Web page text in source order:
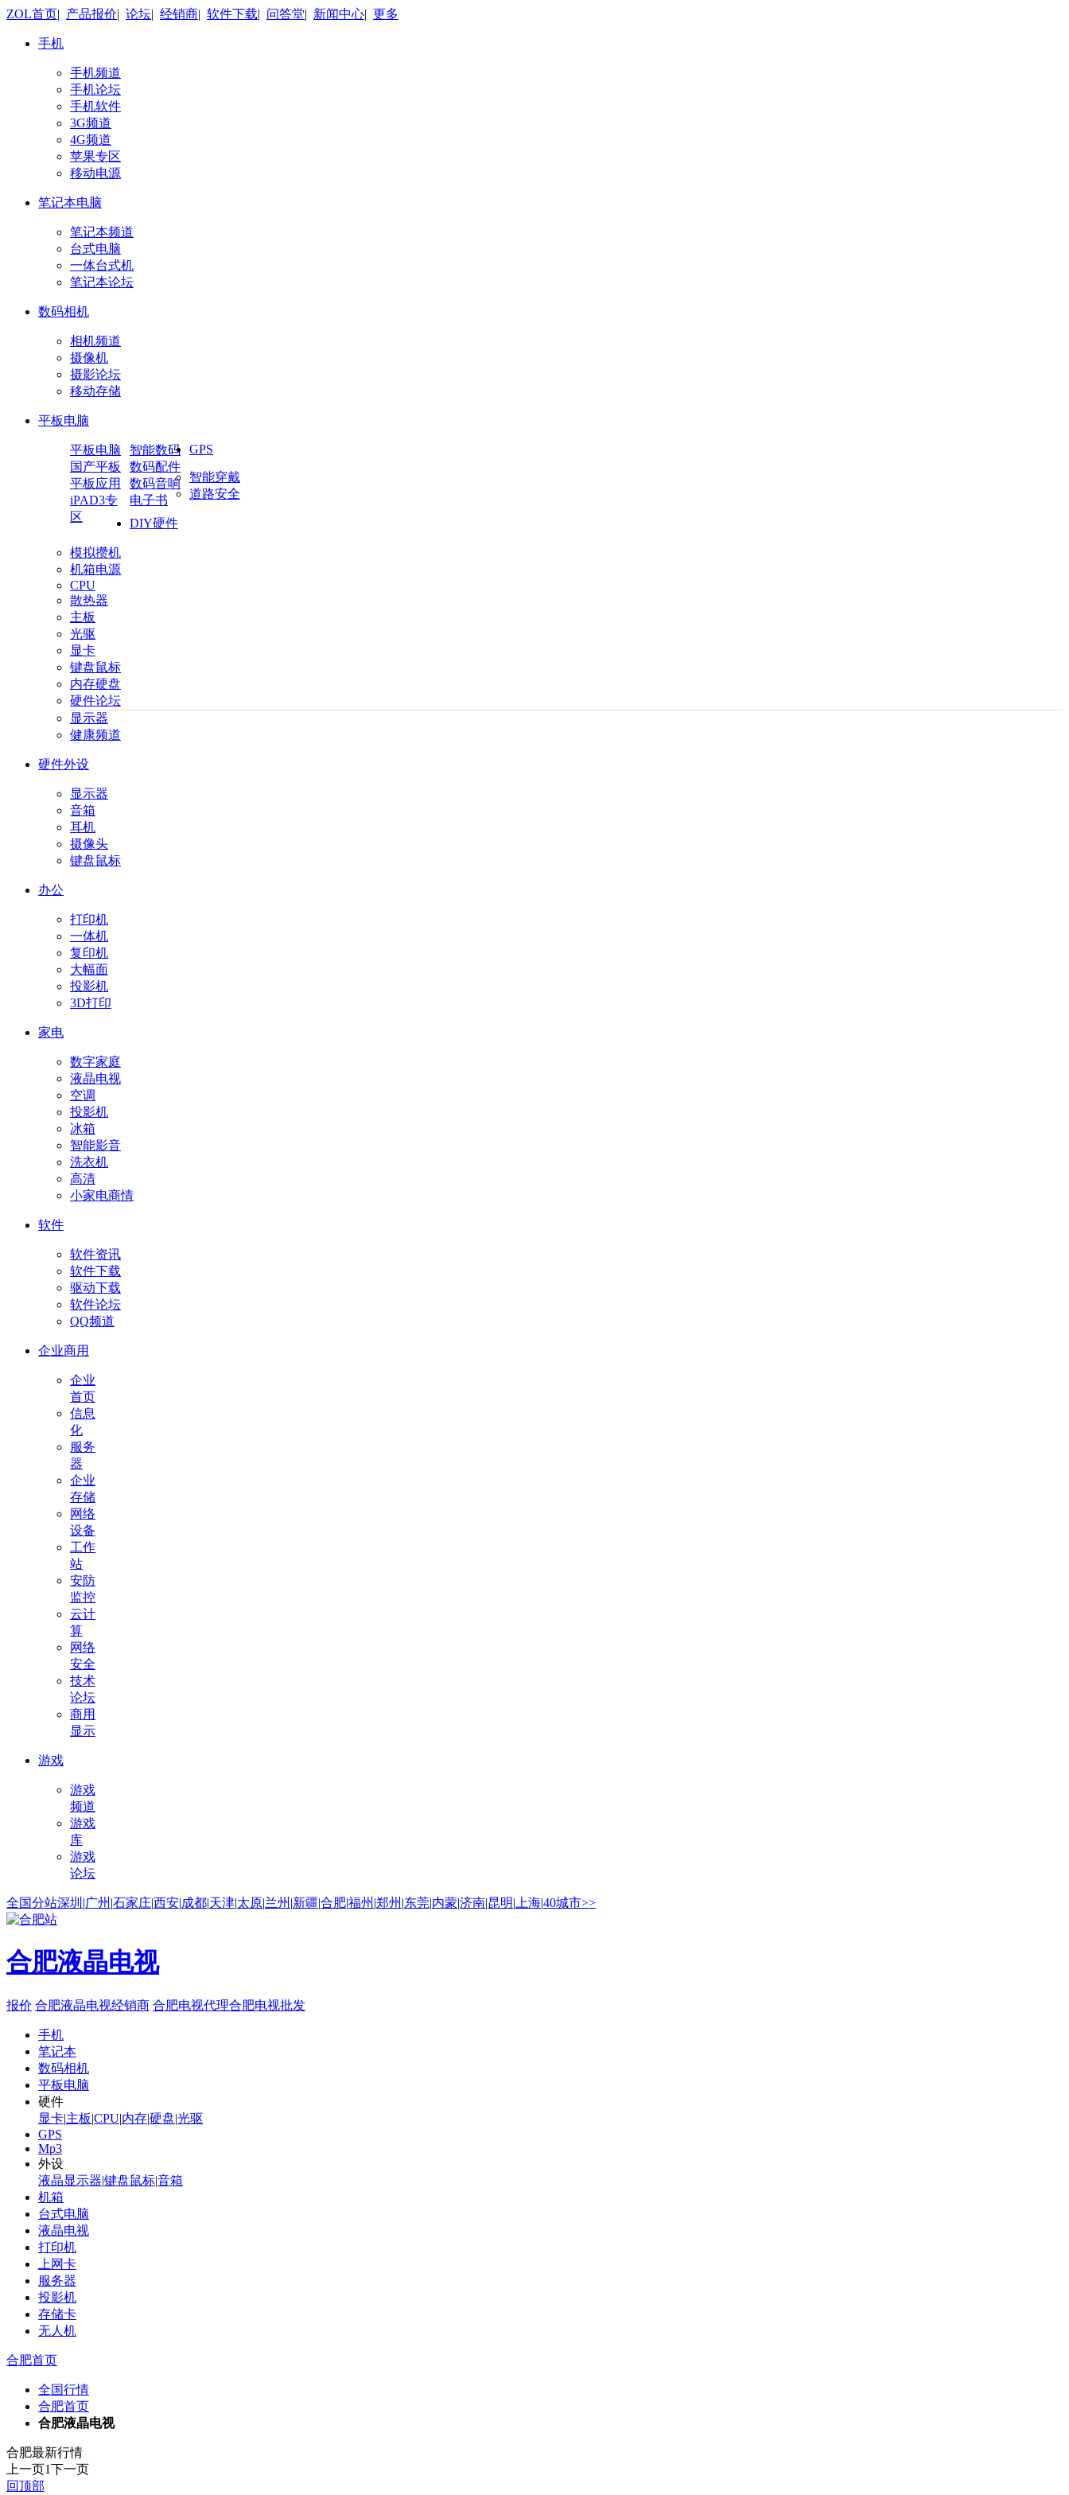
ZOL首页| 产品报价| 论坛| 经销商| 软件下载| 问答堂| 新闻中心| 更多
手机
手机频道
手机论坛
手机软件
3G频道
4G频道
苹果专区
移动电源
笔记本电脑
笔记本频道
台式电脑
一体台式机
笔记本论坛
数码相机
相机频道
摄像机
摄影论坛
移动存储
平板电脑
平板电脑
智能数码
国产平板
数码配件
平板应用
数码音响
iPAD3专
区
电子书
GPS
智能穿戴
道路安全
DIY硬件
模拟攒机
机箱电源
CPU
散热器
主板
光驱
显卡
键盘鼠标
内存硬盘
硬件论坛
显示器
健康频道
硬件外设
显示器
音箱
耳机
摄像头
键盘鼠标
办公
打印机
一体机
复印机
大幅面
投影机
3D打印
家电
数字家庭
液晶电视
空调
投影机
冰箱
智能影音
洗衣机
高清
小家电商情
软件
软件资讯
软件下载
驱动下载
软件论坛
QQ频道
企业商用
企业
首页
信息
化
服务
器
企业
存储
网络
设备
工作
站
安防
监控
云计
算
网络
安全
技术
论坛
商用
显示
游戏
游戏
频道
游戏
库
游戏
论坛
全国分站深圳 |广州 |石家庄|西安|成都|天津|太原|兰州 |新疆|合肥|福州 |郑州 |东莞|内蒙|济南|昆明| 上海|40城市>>
合肥液晶电视
报价 合肥液晶电视经销商 合肥电视代理合肥电视批发
手机
笔记本
数码相机
平板电脑
硬件
显卡|主板|CPU|内存|硬盘|光驱
GPS
Mp3
外设
液晶显示器|键盘鼠标|音箱
机箱
台式电脑
液晶电视
打印机
上网卡
服务器
投影机
存储卡
无人机
合肥首页
全国行情
合肥首页
合肥液晶电视
合肥最新行情
上一页1下一页
回顶部